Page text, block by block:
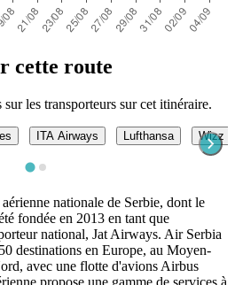
cette route
les transporteurs sur cet itinéraire.
ITA Airways Lufthansa Wizz
nationale de Serbie, dont le
fondée en 2013 en tant que
national, Jat Airways. Air Serbia
destinations en Europe, au Moyen-
avec une flotte d'avions Airbus
propose une gamme de services à